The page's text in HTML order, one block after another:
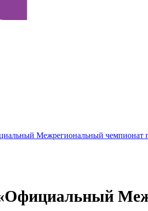
Межрегиональный чемпионат